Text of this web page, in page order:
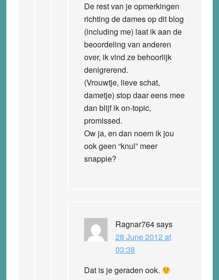
De rest van je opmerkingen
richting de dames op dit blog
(including me) laat ik aan de
beoordeling van anderen
over, ik vind ze behoorlijk
denigrerend.
(Vrouwtje, lieve schat,
dametje) stop daar eens mee
dan blijf ik on-topic,
promissed.
Ow ja, en dan noem ik jou
ook geen “knul” meer
snappie?
Ragnar764says
28 June 2012 at
03:38
Dat is je geraden ook.